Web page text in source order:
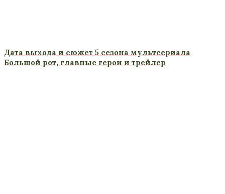
Дата выхода и сюжет 5 сезона мультсериала
Большой рот, главные герои и трейлер